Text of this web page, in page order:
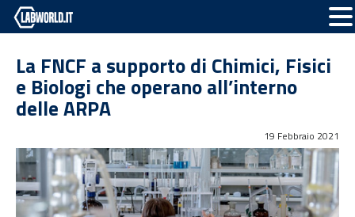
La FNCF a supporto di Chimici, Fisici
e Biologi che operano all’interno
delle ARPA
19 Febbraio 2021